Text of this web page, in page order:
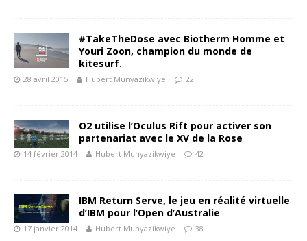
#TakeTheDose avec Biotherm Homme et
Youri Zoon, champion du monde de
kitesurf.
28 avril 2015 Hubert Munyazikwiye 22
O2 utilise l’Oculus Rift pour activer son
partenariat avec le XV de la Rose
14 février 2014 Hubert Munyazikwiye 42
IBM Return Serve, le jeu en réalité virtuelle
d’IBM pour l’Open d’Australie
17 janvier 2014 Hubert Munyazikwiye 38